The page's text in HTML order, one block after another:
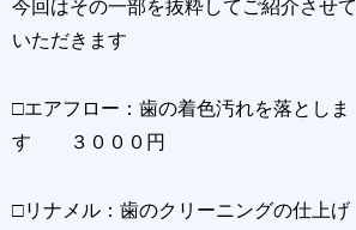
今回はその一部を抜粋してご紹介させて
いただきます
□エアフロー：歯の着色汚れを落としま
す ３０００円
□リナメル：歯のクリーニングの仕上げ